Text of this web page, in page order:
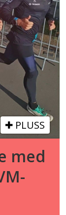
PLUSS
med